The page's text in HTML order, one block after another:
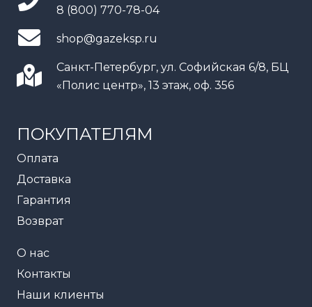
ПОКУПАТЕЛЯМ
Оплата
Доставка
Гарантия
Возврат
О нас
Контакты
Наши клиенты
8 (800) 770-78-04
shop@gazeksp.ru
Санкт-Петербург, ул. Софийская 6/8, БЦ
«Полис центр», 13 этаж, оф. 356